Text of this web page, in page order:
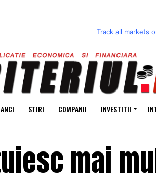
Track all markets
STIRI COMPANII INVESTITII
mai